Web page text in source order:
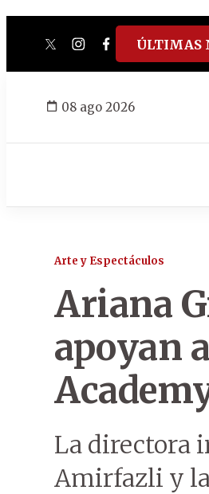
twitterinstagram
facebook
tiktok
ÚLTIMAS
08 ago 2026
Arte y Espectáculos
Ariana
apoyan
La directora
Amirfazli y